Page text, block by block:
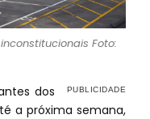
Foto:
dos
a próxima semana,